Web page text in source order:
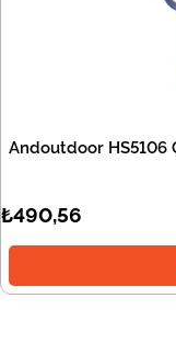
Andoutdoor HS5106
₺490,56